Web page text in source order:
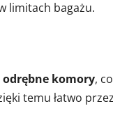
limitach bagażu.
odrębne komory,
temu łatwo